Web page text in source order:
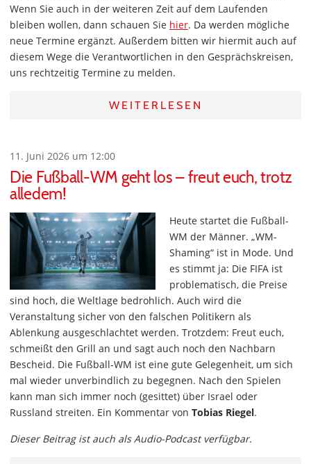
Wenn Sie auch in der weiteren Zeit auf dem Laufenden
bleiben wollen, dann schauen Sie hier. Da werden mögliche
neue Termine ergänzt. Außerdem bitten wir hiermit auch auf
diesem Wege die Verantwortlichen in den Gesprächskreisen,
uns rechtzeitig Termine zu melden.
WEITERLESEN
11. Juni 2026 um 12:00
Die Fußball-WM geht los – freut euch, trotz
alledem!
Heute startet die Fußball-
WM der Männer. „WM-
Shaming“ ist in Mode. Und
es stimmt ja: Die FIFA ist
problematisch, die Preise
sind hoch, die Weltlage bedrohlich. Auch wird die
Veranstaltung sicher von den falschen Politikern als
Ablenkung ausgeschlachtet werden. Trotzdem: Freut euch,
schmeißt den Grill an und sagt auch noch den Nachbarn
Bescheid. Die Fußball-WM ist eine gute Gelegenheit, um sich
mal wieder unverbindlich zu begegnen. Nach den Spielen
kann man sich immer noch (gesittet) über Israel oder
Russland streiten. Ein Kommentar von Tobias Riegel.
Dieser Beitrag ist auch als Audio-Podcast verfügbar.